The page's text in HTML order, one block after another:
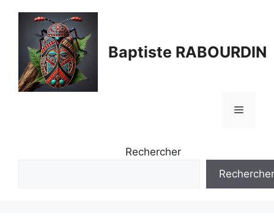
contenu
Baptiste RABOURDIN
Menu
Rechercher
Rechercher